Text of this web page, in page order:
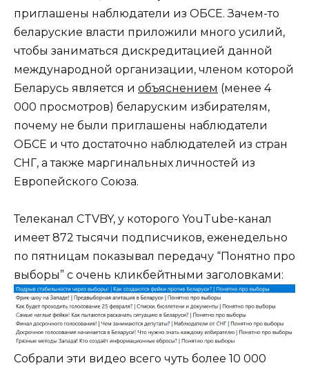
приглашены наблюдатели из ОБСЕ. Зачем-то
беларуские власти приложили много усилий,
чтобы заниматься дискредитацией данной
международной организации, членом которой
Беларусь является и объяснением (менее 4
000 просмотров) беларуским избирателям,
почему не были приглашены наблюдатели
ОБСЕ и что достаточно наблюдателей из стран
СНГ, а также маргинальных личностей из
Европейского Союза.
Телеканал CTVBY, у которого YouTube-канал
имеет 872 тысячи подписчиков, еженедельно
по пятницам показывал передачу “Понятно про
выборы” с очень кликбейтными заголовками:
Собрали эти видео всего чуть более 10 000